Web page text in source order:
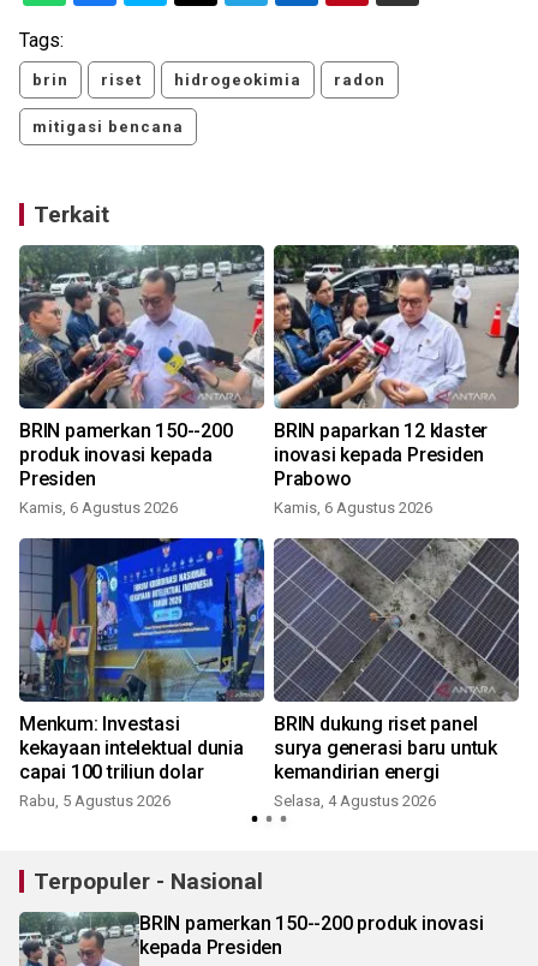
Tags:
brin riset hidrogeokimia radon
mitigasi bencana
Terkait
BRIN pamerkan 150--200
produk inovasi kepada
Presiden
Kamis, 6 Agustus 2026
BRIN paparkan 12 klaster
inovasi kepada Presiden
Prabowo
Kamis, 6 Agustus 2026
Menkum: Investasi
kekayaan intelektual dunia
capai 100 triliun dolar
Rabu, 5 Agustus 2026
BRIN dukung riset panel
surya generasi baru untuk
kemandirian energi
Selasa, 4 Agustus 2026
Terpopuler - Nasional
BRIN pamerkan 150--200 produk inovasi
kepada Presiden